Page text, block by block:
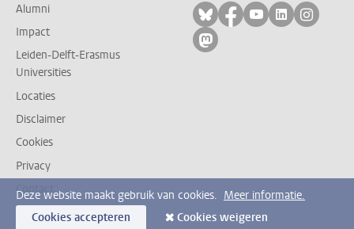
Alumni
Impact
Leiden-Delft-Erasmus
Universities
Locaties
Disclaimer
Cookies
Privacy
Contact
Volg ons op bluesky
Volg ons op
Volg ons op
Volg ons
Volg
Volg ons op mastodon
Deze website maakt gebruik van cookies. Meer informatie.
Cookies accepteren
Cookies weigeren